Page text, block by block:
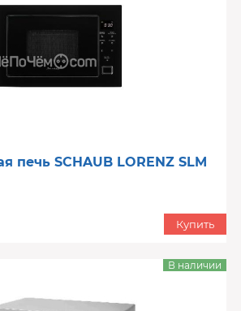
печь SCHAUB LORENZ SLM
Купить
В наличии